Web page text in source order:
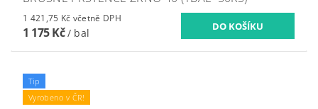
1 421,75 Kč včetně DPH
1 175 Kč/ bal
Tip
Vyrobeno v ČR!